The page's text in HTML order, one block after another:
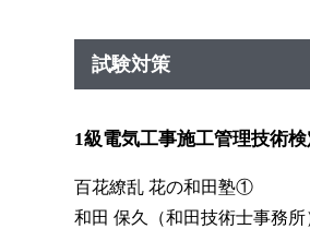
試験対策
1級電気工事施工管理技術検
百花繚乱 花の和田塾①
和田 保久（和田技術士事務所